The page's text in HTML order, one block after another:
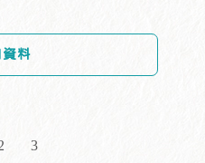
料
3